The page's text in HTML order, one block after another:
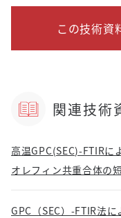
この技術資
関連技術
高温GPC(SEC)-FTIR
オレフィン共重合体の
GPC（SEC）-FTIR法